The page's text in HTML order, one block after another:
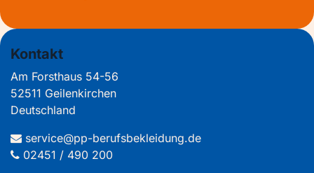
Kontakt
Am Forsthaus 54-56
52511 Geilenkirchen
Deutschland
service@pp-berufsbekleidung.de
02451 / 490 200